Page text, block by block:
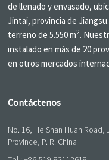
de llenado y envasado,
Jintai, provincia de
terreno de 5.550 m2.
instalado en más de 20
en otros mercados
Contáctenos
No. 16, He Shan Huan
Province, P. R. China